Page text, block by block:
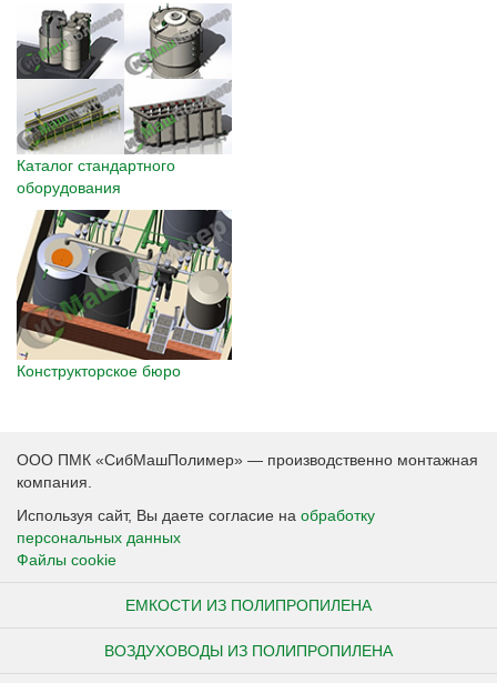
Каталог стандартного
оборудования
Конструкторское бюро
ООО ПМК «СибМашПолимер» — производственно монтажная
компания.
Используя сайт, Вы даете согласие на обработку
персональных данных
Файлы cookie
ЕМКОСТИ ИЗ ПОЛИПРОПИЛЕНА
ВОЗДУХОВОДЫ ИЗ ПОЛИПРОПИЛЕНА